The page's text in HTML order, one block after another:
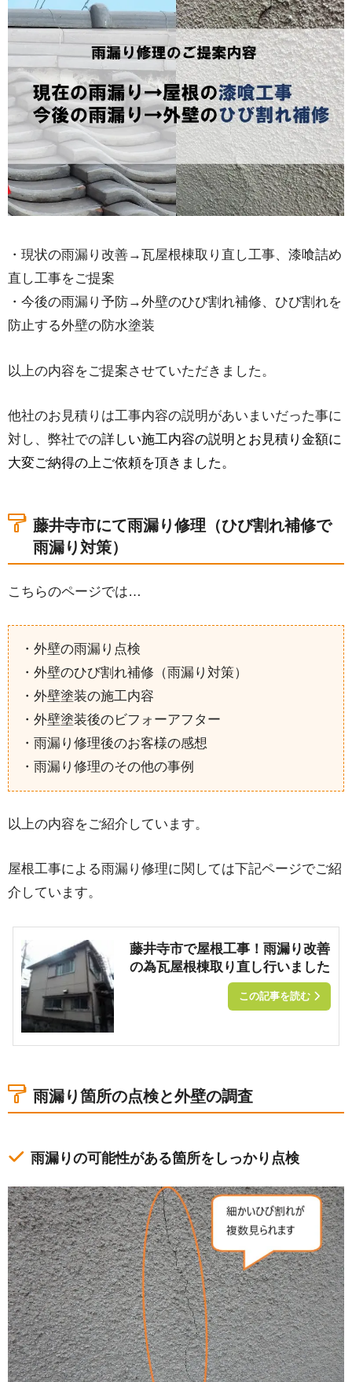
・現状の雨漏り改善→瓦屋根棟取り直し工事、漆喰詰め
直し工事をご提案
・今後の雨漏り予防→外壁のひび割れ補修、ひび割れを
防止する外壁の防水塗装
以上の内容をご提案させていただきました。
他社のお見積りは工事内容の説明があいまいだった事に
対し、弊社での詳しい施工内容の説明とお見積り金額に
大変ご納得の上ご依頼を頂きました。
藤井寺市にて雨漏り修理（ひび割れ補修で
雨漏り対策）
こちらのページでは…
・外壁の雨漏り点検
・外壁のひび割れ補修（雨漏り対策）
・外壁塗装の施工内容
・外壁塗装後のビフォーアフター
・雨漏り修理後のお客様の感想
・雨漏り修理のその他の事例
以上の内容をご紹介しています。
屋根工事による雨漏り修理に関しては下記ページでご紹
介しています。
藤井寺市で屋根工事！雨漏り改善
の為瓦屋根棟取り直し行いました
この記事を読む
雨漏り箇所の点検と外壁の調査
雨漏りの可能性がある箇所をしっかり点検